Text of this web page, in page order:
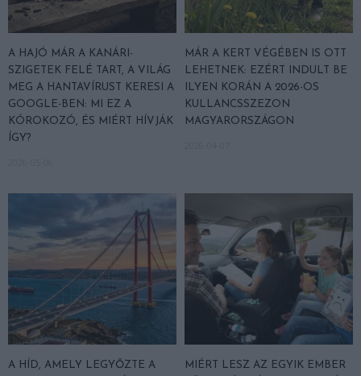
A HAJÓ MÁR A KANÁRI-
SZIGETEK FELÉ TART, A VILÁG
MEG A HANTAVÍRUST KERESI A
GOOGLE-BEN: MI EZ A
KÓROKOZÓ, ÉS MIÉRT HÍVJÁK
ÍGY?
MÁR A KERT VÉGÉBEN IS OTT
LEHETNEK: EZÉRT INDULT BE
ILYEN KORÁN A 2026-OS
KULLANCSSZEZON
MAGYARORSZÁGON
A HÍD, AMELY LEGYŐZTE A
MIÉRT LESZ AZ EGYIK EMBER